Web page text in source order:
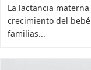
La lactancia
crecimiento del
familias...